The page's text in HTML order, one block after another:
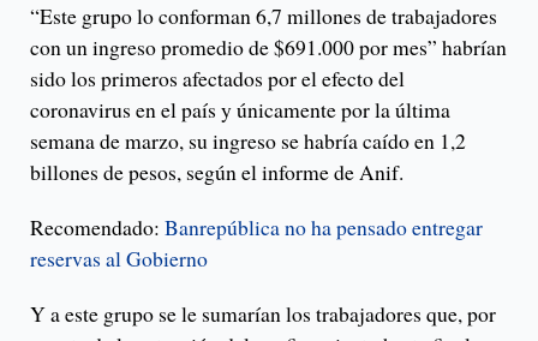
“Este grupo lo conforman 6,7 millones de trabajadores
con un ingreso promedio de $691.000 por mes” habrían
sido los primeros afectados por el efecto del
coronavirus en el país y únicamente por la última
semana de marzo, su ingreso se habría caído en 1,2
billones de pesos, según el informe de Anif.
Recomendado: Banrepública no ha pensado entregar
reservas al Gobierno
Y a este grupo se le sumarían los trabajadores que, por